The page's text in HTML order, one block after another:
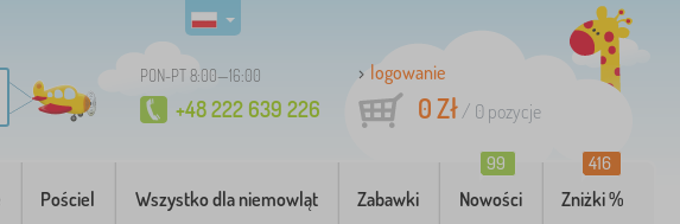
PON-PT 8:00—16:00
+48 222 639 226
logowanie
0 Zł/ 0 pozycje
Pościel Wszystko dla niemowląt Zabawki Nowości
99
Zniżki %
416